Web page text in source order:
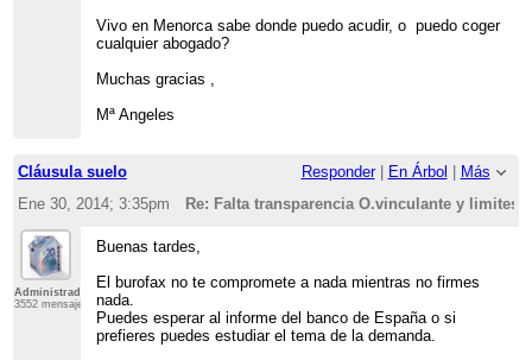
Vivo en Menorca sabe donde puedo acudir, o puedo coger
cualquier abogado?
Muchas gracias ,
Mª Angeles
Cláusula suelo Responder| En Árbol
Más
Ene 30, 2014; 3:35pm
Re: Falta transparencia O.vinculante y limites
Administrador
3552 mensajes
Buenas tardes,
El burofax no te compromete a nada mientras no firmes
nada.
Puedes esperar al informe del banco de España o si
prefieres puedes estudiar el tema de la demanda.